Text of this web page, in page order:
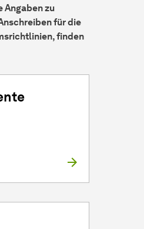
Angaben zu
für die
finden